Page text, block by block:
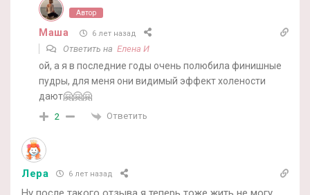
Автор
Маша 6 лет назад
Ответить на Елена И
ой, а я в последние годы очень полюбила финишные
пудры, для меня они видимый эффект холености
дают🤗🤗🤗
2 Ответить
Лера 6 лет назад